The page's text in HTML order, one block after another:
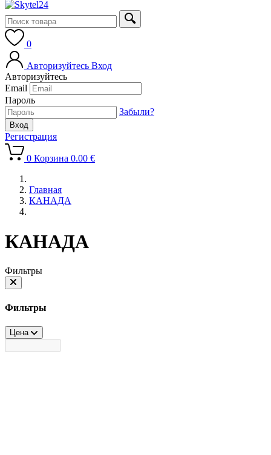
0
Авторизуйтесь Вход
Авторизуйтесь
Email
Пароль
Забыли?
Регистрация
0 Корзина 0.00 €
Главная
КАНАДА
КАНАДА
Фильтры
Фильтры
Цена